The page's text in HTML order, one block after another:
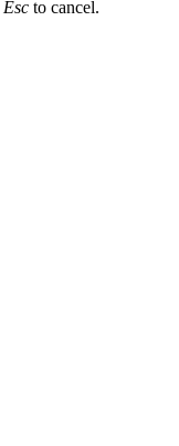
Esc to cancel.